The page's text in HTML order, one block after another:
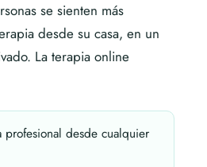
se sienten más
desde su casa, en un
La terapia online
profesional desde cualquier